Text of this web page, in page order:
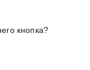
кнопка?